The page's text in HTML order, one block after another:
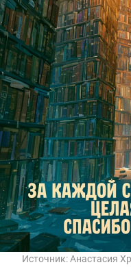
Источник:Анастасия